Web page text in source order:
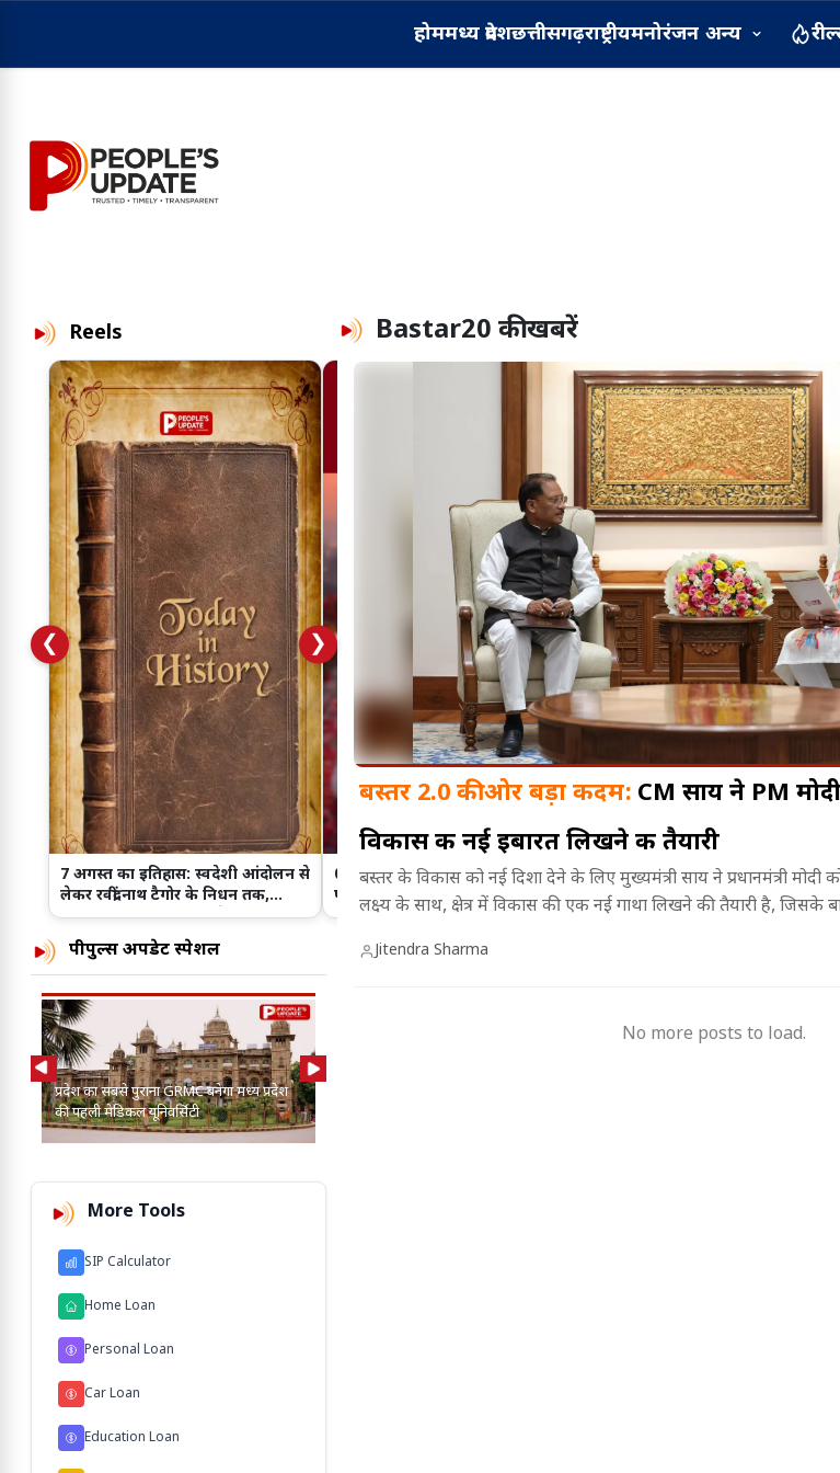
होममध्य प्रदेशछत्तीसगढ़राष्ट्रीयमनोरंजन अन्य
Reels
7 अगस्त का इतिहास: स्वदेशी आंदोलन से
लेकर रवींद्रनाथ टैगोर के निधन तक,
जानिए इस दिन हुईं प्रमुख ऐतिहासिक
घटनाएं।
07 अगस्त लव राशिफल: किसे मिलेगा
पॉजिटिव जवाब, किसके रिश्ते में आएगा
आज नया मोड़
संगीत, संस्कृति और नृत्य...! BRICS
Cultural Event में झूम उठा भोपाल
❮ ❯
पीपुल्स अपडेट स्पेशल
प्रदेश का सबसे पुराना GRMC बनेगा मध्य प्रदेश
की पहली मेडिकल यूनिवर्सिटी
More Tools
SIP Calculator
Home Loan
Personal Loan
Car Loan
Education Loan
Bastar20 की खबरें
बस्तर 2.0 की ओर बड़ा कदम: CM साय ने PM
विकास की नई इबारत लिखने की तैयारी
बस्तर के विकास को नई दिशा देने के लिए मुख्यमंत्री साय ने प्रधानमंत्री
लक्ष्य के साथ, क्षेत्र में विकास की एक नई गाथा लिखने की तैयारी है,
Jitendra Sharma
No more posts to load.